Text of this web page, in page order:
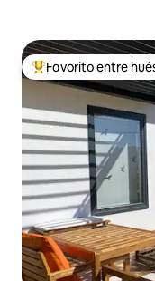
De los mejores en
Favorito entre